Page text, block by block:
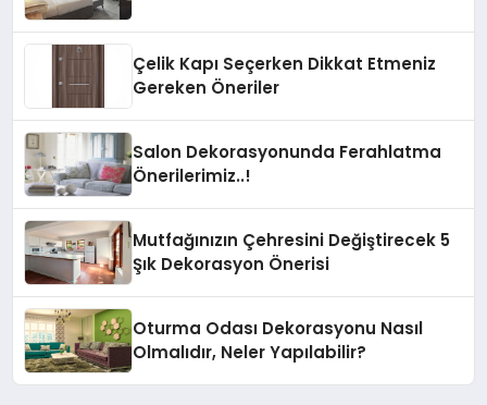
Çelik Kapı Seçerken Dikkat Etmeniz
Gereken Öneriler
Salon Dekorasyonunda Ferahlatma
Önerilerimiz..!
Mutfağınızın Çehresini Değiştirecek 5
Şık Dekorasyon Önerisi
Oturma Odası Dekorasyonu Nasıl
Olmalıdır, Neler Yapılabilir?